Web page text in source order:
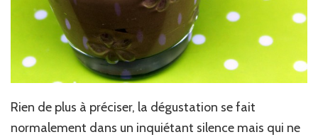
Rien de plus à préciser, la dégustation se fait
normalement dans un inquiétant silence mais qui ne